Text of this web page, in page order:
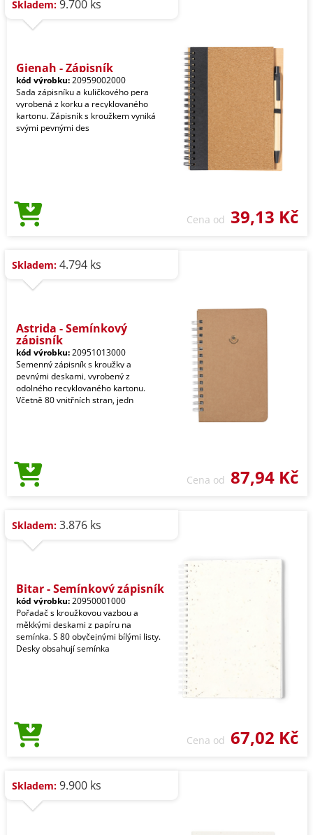
Skladem: 9.700 ks
Gienah - Zápisník
kód výrobku:20959002000
Sada zápisníku a kuličkového pera
vyrobená z korku a recyklovaného
kartonu. Zápisník s kroužkem vyniká
svými pevnými des
Cena od 39,13 Kč
Skladem: 4.794 ks
Astrida - Semínkový
zápisník
kód výrobku:20951013000
Semenný zápisník s kroužky a
pevnými deskami, vyrobený z
odolného recyklovaného kartonu.
Včetně 80 vnitřních stran, jedn
Cena od 87,94 Kč
Skladem: 3.876 ks
Bitar - Semínkový zápisník
kód výrobku:20950001000
Pořadač s kroužkovou vazbou a
měkkými deskami z papíru na
semínka. S 80 obyčejnými bílými listy.
Desky obsahují semínka
Cena od 67,02 Kč
Skladem: 9.900 ks